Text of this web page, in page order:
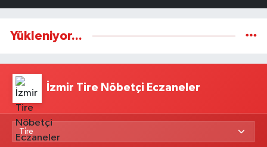
Yükleniyor...
İzmir Tire Nöbetçi Eczaneler